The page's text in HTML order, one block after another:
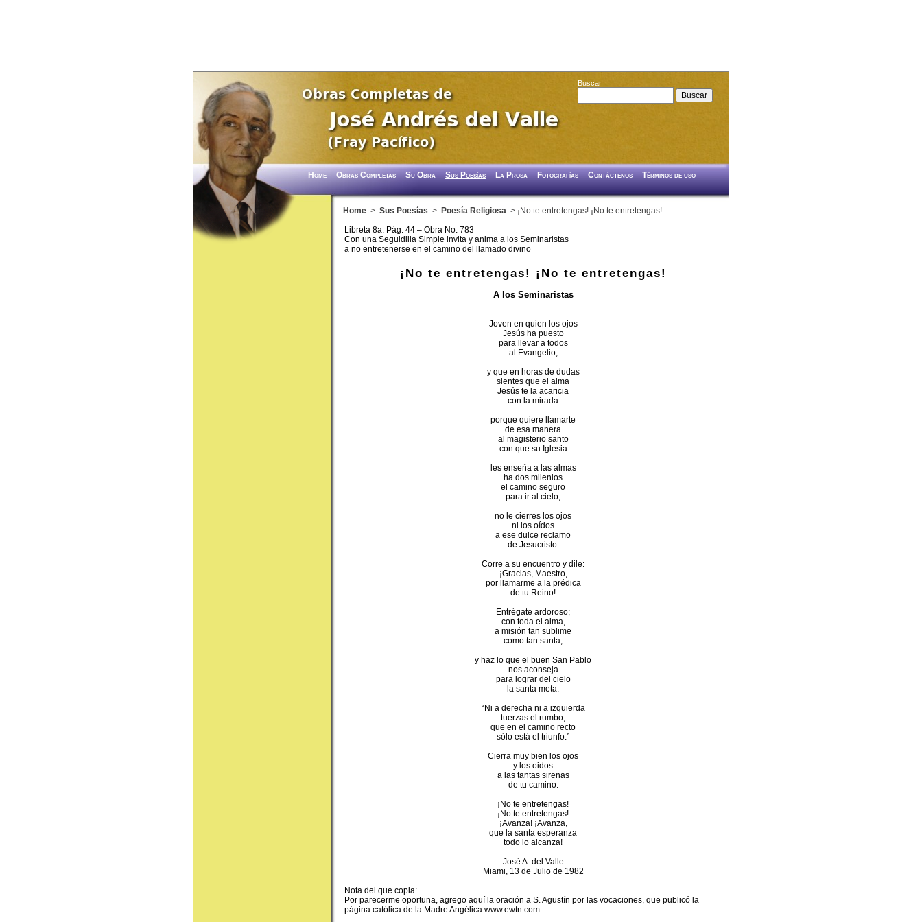
Home Obras Completas Su Obra Sus Poesías La Prosa Fotografías Contáctenos Términos de uso
Buscar
Home > Sus Poesías > Poesía Religiosa > ¡No te entretengas! ¡No te entretengas!
Libreta 8a. Pág. 44 – Obra No. 783
Con una Seguidilla Simple invita y anima a los Seminaristas
a no entretenerse en el camino del llamado divino
¡No te entretengas! ¡No te entretengas!
A los Seminaristas
Joven en quien los ojos
Jesús ha puesto
para llevar a todos
al Evangelio,
y que en horas de dudas
sientes que el alma
Jesús te la acaricia
con la mirada
porque quiere llamarte
de esa manera
al magisterio santo
con que su Iglesia
les enseña a las almas
ha dos milenios
el camino seguro
para ir al cielo,
no le cierres los ojos
ni los oídos
a ese dulce reclamo
de Jesucristo.
Corre a su encuentro y dile:
¡Gracias, Maestro,
por llamarme a la prédica
de tu Reino!
Entrégate ardoroso;
con toda el alma,
a misión tan sublime
como tan santa,
y haz lo que el buen San Pablo
nos aconseja
para lograr del cielo
la santa meta.
“Ni a derecha ni a izquierda
tuerzas el rumbo;
que en el camino recto
sólo está el triunfo.”
Cierra muy bien los ojos
y los oidos
a las tantas sirenas
de tu camino.
¡No te entretengas!
¡No te entretengas!
¡Avanza! ¡Avanza,
que la santa esperanza
todo lo alcanza!
José A. del Valle
Miami, 13 de Julio de 1982
Nota del que copia:
Por parecerme oportuna, agrego aquí la oración a S. Agustín por las vocaciones, que publicó la
página católica de la Madre Angélica www.ewtn.com